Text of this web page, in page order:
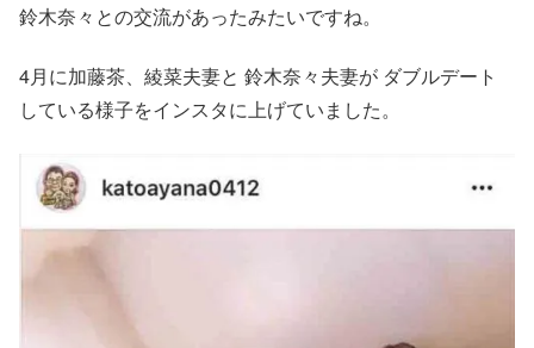
鈴木奈々との交流があったみたいですね。
4月に加藤茶、綾菜夫妻と 鈴木奈々夫妻が ダブルデート
している様子をインスタに上げていました。